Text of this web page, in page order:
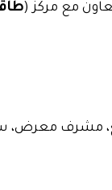
مع مركز (
مشرف معرض،